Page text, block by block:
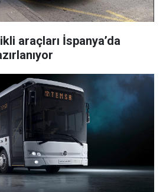
araçları İspanya’da